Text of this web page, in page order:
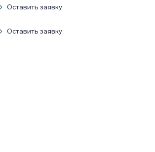
Оставить заявку
Оставить заявку